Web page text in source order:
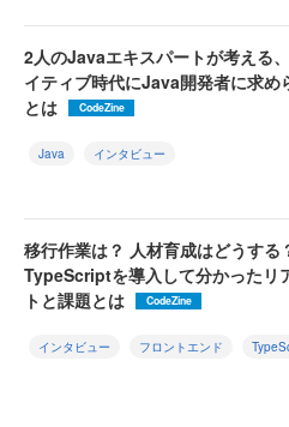
2人のJavaエキスパートが考える
イティブ時代にJava開発者に求め
とは
CodeZine
Java インタビュー
移行作業は？ 人材育成はどうする
TypeScriptを導入して分かったリ
トと課題とは
CodeZine
インタビュー フロントエンド